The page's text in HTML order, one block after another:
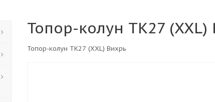
Топор-колун TК27 (XXL)
Топор-колун TК27 (XXL) Вихрь